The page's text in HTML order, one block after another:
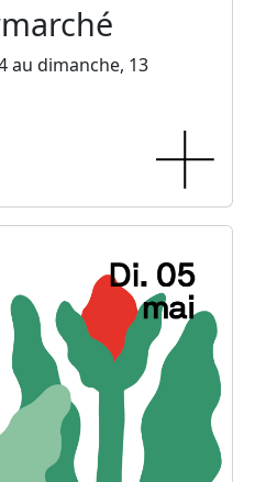
au dimanche, 13